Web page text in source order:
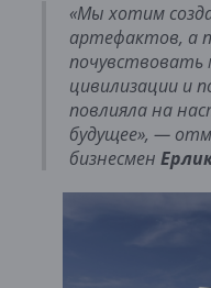
«Мы хотим
артефактов, а
цивилизации и
повлияла на
будущее», —
бизнесмен